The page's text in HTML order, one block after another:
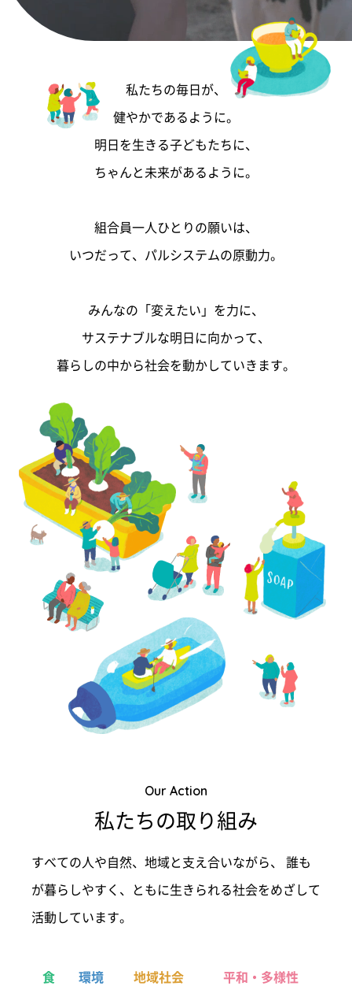
私たちの毎日が、
健やかであるように。
明日を生きる子どもたちに、
ちゃんと未来があるように。
組合員一人ひとりの願いは、
いつだって、パルシステムの原動力。
みんなの「変えたい」を力に、
サステナブルな明日に向かって、
暮らしの中から社会を動かしていきます。
Our Action
私たちの取り組み
すべての人や自然、地域と支え合いながら、 誰も
が暮らしやすく、ともに生きられる社会をめざして
活動しています。
食 環境 地域社会 平和・多様性